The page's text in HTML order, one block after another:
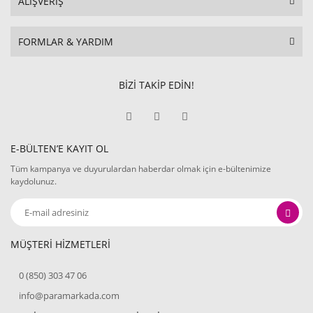
FORMLAR & YARDIM
BİZİ TAKİP EDİN!
E-BÜLTEN’E KAYIT OL
Tüm kampanya ve duyurulardan haberdar olmak için e-bültenimize
kaydolunuz.
MÜŞTERİ HİZMETLERİ
0 (850) 303 47 06
info@paramarkada.com